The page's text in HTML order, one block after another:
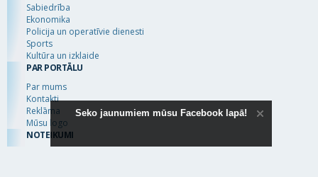
Sabiedrība
Ekonomika
Policija un operatīvie dienesti
Sports
Kultūra un izklaide
PAR PORTĀLU
Par mums
Kontakti
Reklāma
Mūsu logo
NOTEIKUMI
Seko jaunumiem mūsu Facebook lapā!